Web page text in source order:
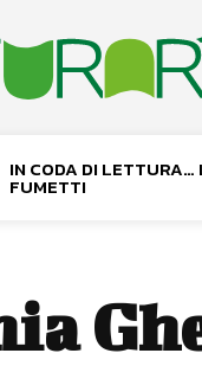
IN CODA DI
FUMETTI